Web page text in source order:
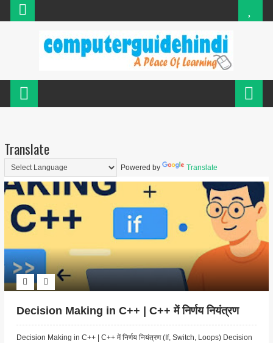
Translate
Powered by Translate
Decision Making in C++ | C++ में निर्णय नियंत्रण
Decision Making in C++ | C++ में निर्णय नियंत्रण (If, Switch, Loops) Decision